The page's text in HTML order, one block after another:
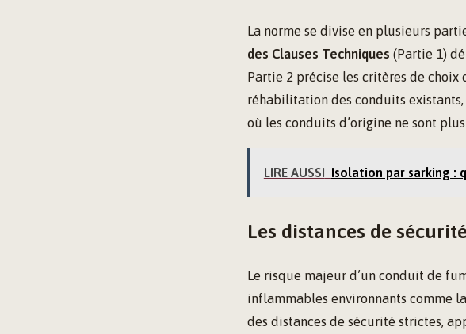
La norme se divise en plusieurs
des Clauses Techniques (Partie 1)
Partie 2 précise les critères de
réhabilitation des conduits
où les conduits d’origine ne sont
LIRE AUSSI Isolation par sarking :
Les distances de
Le risque majeur d’un conduit de
inflammables environnants comme
des distances de sécurité strictes,